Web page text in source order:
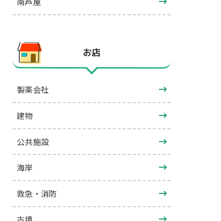
お店
製薬会社
建物
公共施設
海岸
救急・消防